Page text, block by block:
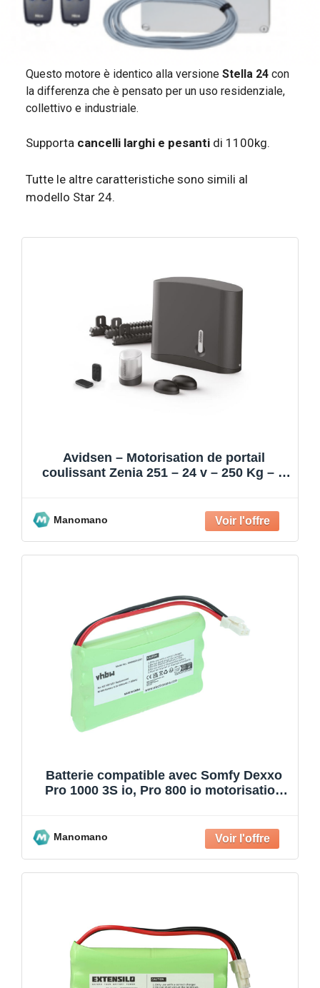
Questo motore è identico alla versione Stella 24con
la differenza che è pensato per un uso residenziale,
collettivo e industriale.
Supporta cancelli larghi e pesantidi 1100kg.
Tutte le altre caratteristiche sono simili al
modello Star 24.
Avidsen – Motorisation de portail
coulissant Zenia 251 – 24 v – 250 Kg – 4
Manomano
Batterie compatible avec Somfy Dexxo
Pro 1000 3S io, Pro 800 io motorisation
Manomano